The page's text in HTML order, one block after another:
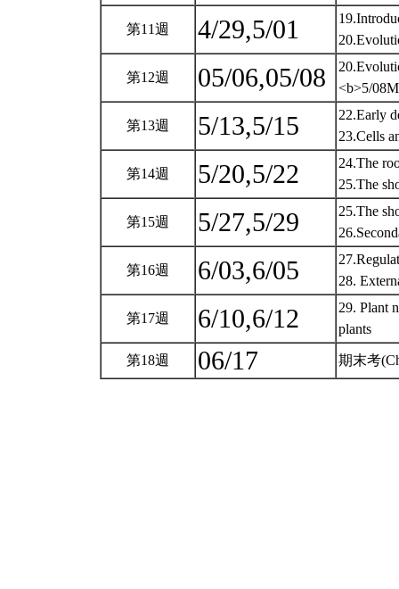
第11週 4/29,5/01
第12週 05/06,05/08
<b>5/
第13週 5/13,5/15
22.Early
23.Cells
第14週 5/20,5/22
24.The
25.The
第15週 5/27,5/29
25.The
第16週 6/03,6/05
28.
第17週 6/10,6/12
29. Plant
plants
第18週 06/17 期末考